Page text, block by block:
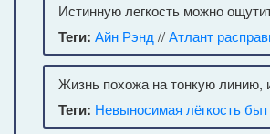
Истинную легкость можно
Теги: Айн Рэнд //Атлант
Жизнь похожа на тонкую линию,
Теги: Невыносимая лёгкость